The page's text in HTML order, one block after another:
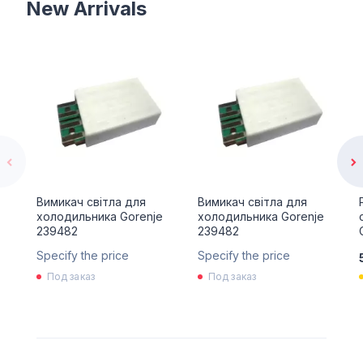
New Arrivals
Вимикач світла для
холодильника Gorenje
239482
Specify the price
Под заказ
Вимикач світла для
холодильника Gorenje
239482
Specify the price
Под заказ